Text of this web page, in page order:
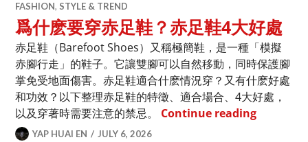
FASHION, STYLE & TREND
爲什麽要穿赤足鞋？赤足鞋4大好處
赤足鞋（Barefoot Shoes）又稱極簡鞋，是一種「模擬
赤腳行走」的鞋子。它讓雙腳可以自然移動，同時保護腳
掌免受地面傷害。赤足鞋適合什麽情況穿？又有什麽好處
和功效？以下整理赤足鞋的特徵、適合場合、4大好處，
以及穿著時需要注意的禁忌。 Continue reading爲什麽要
YAP HUAI EN JULY 6, 2026